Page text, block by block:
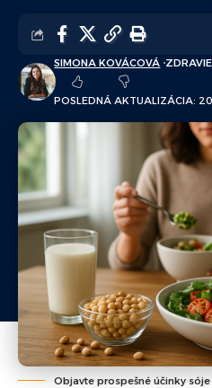
POSLEDNÁ AKTUALIZÁCIA:
SIMONA KOVÁCOVÁ
Objavte prospešné účinky